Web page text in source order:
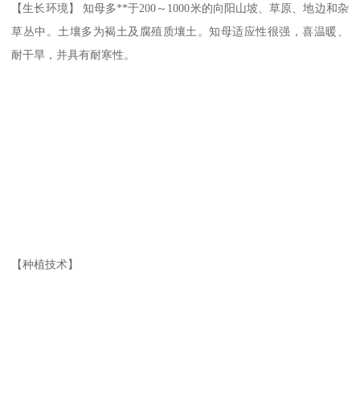
【生长环境】 知母多**于200～1000米的向阳山坡、草原、地边和杂
草丛中。土壤多为褐土及腐殖质壤土。知母适应性很强，喜温暖、
耐干旱，并具有耐寒性。
【种植技术】